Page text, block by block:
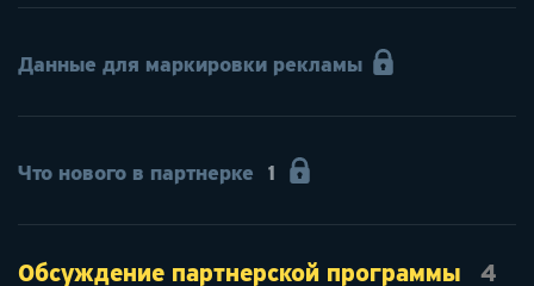
Данные для маркировки рекламы
Что нового в партнерке 1
Обсуждение партнерской программы 4